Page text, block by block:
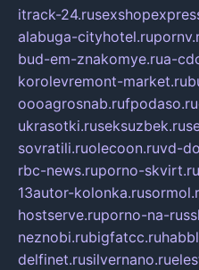
itrack-24.ru
alabuga-cityhotel.ru
bud-em-znakomye.rua-
korolevremont-market.ru
oooagrosnab.rufpodaso.ru
ukrasotki.ruseksuzbek.ru
sovratili.ruolecoon.ruvd-
rbc-news.ruporno-skvirt.ru
13autor-kolonka.ru
hostserve.ruporno-na-
neznobi.rubigfatcc.ru
delfinet.rusilvernano.ru